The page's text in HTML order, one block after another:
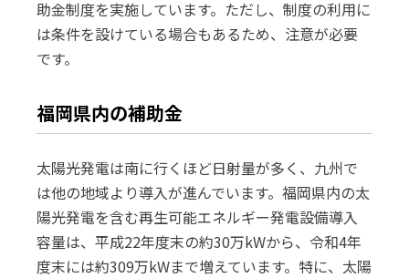
助金制度を実施しています。ただし、制度の利用に
は条件を設けている場合もあるため、注意が必要
です。
福岡県内の補助金
太陽光発電は南に行くほど日射量が多く、九州で
は他の地域より導入が進んでいます。福岡県内の太
陽光発電を含む再生可能エネルギー発電設備導入
容量は、平成22年度末の約30万kWから、令和4年
度末には約309万kWまで増えています。特に、太陽